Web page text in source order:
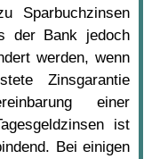
Sparbuchzinsen
der Bank jedoch
werden, wenn
Zinsgarantie
einer
ist
Bei einigen